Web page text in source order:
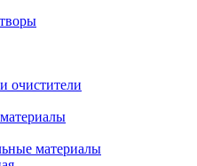
очистители
материалы